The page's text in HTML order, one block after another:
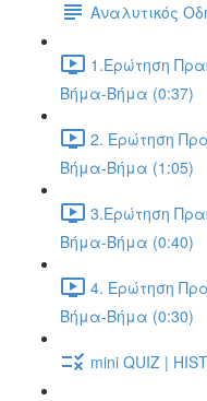
Αναλυτικός
1.Ερώτηση
Βήμα-Βήμα (0:37)
2. Ερώτηση
Βήμα-Βήμα (1:05)
3.Ερώτηση
Βήμα-Βήμα (0:40)
4. Ερώτηση
Βήμα-Βήμα (0:30)
mini QUIZ |